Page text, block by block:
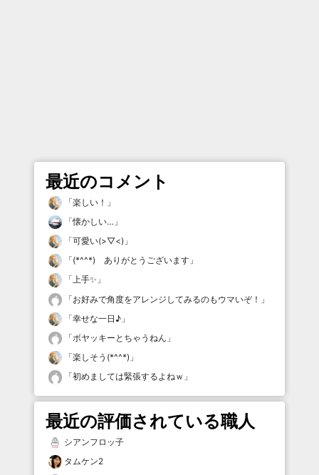
最近のコメント
「楽しい！ 」
「懐かしい… 」
「可愛い(>▽<) 」
「(*^^*) ありがとうございます 」
「上手✨ 」
「お好みで角度をアレンジしてみるのもウマいぞ！ 」
「幸せな一日♪ 」
「ボヤッキーとちゃうねん 」
「楽しそう(*^^*) 」
「初めましては緊張するよねｗ 」
最近の評価されている職人
シアンフロッ子
タムケン2